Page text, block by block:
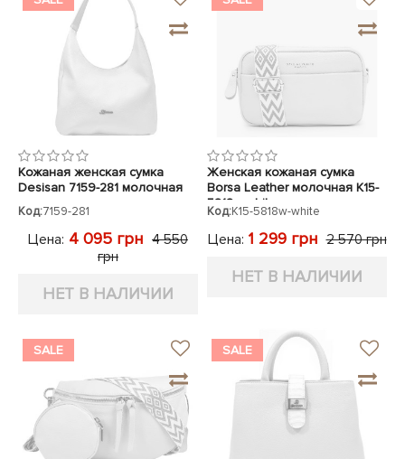
Кожаная женская сумка
Desisan 7159-281 молочная
Код:7159-281
Цена: 4 095 грн 4 550
грн
НЕТ В НАЛИЧИИ
Женская кожаная сумка
Borsa Leather молочная K15-
5818w-white
Код:K15-5818w-white
Цена: 1 299 грн 2 570 грн
НЕТ В НАЛИЧИИ
SALE SALE